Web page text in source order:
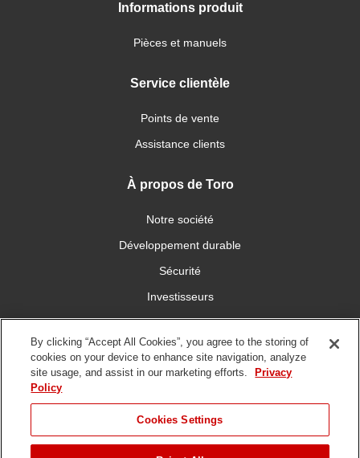
Informations produit
Pièces et manuels
Service clientèle
Points de vente
Assistance clients
À propos de Toro
Notre société
Développement durable
Sécurité
Investisseurs
Carrières
Connectez-vous avec nous
By clicking “Accept All Cookies”, you agree to the storing of
cookies on your device to enhance site navigation, analyze
site usage, and assist in our marketing efforts.
Privacy
Policy
Cookies Settings